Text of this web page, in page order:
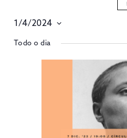
1/4/2024
data
Todo o dia